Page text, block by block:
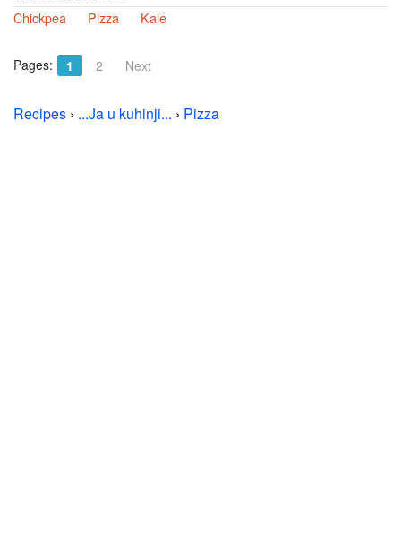
Chickpea
Pizza Kale
Pages: 1 2 Next
Recipes › ...Ja u kuhinji... › Pizza